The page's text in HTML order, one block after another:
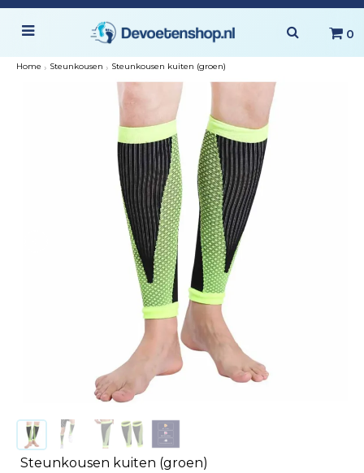
0
Home › Steunkousen › Steunkousen kuiten (groen)
Steunkousen kuiten (groen)